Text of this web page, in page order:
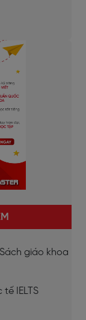
giáo khoa
IELTS